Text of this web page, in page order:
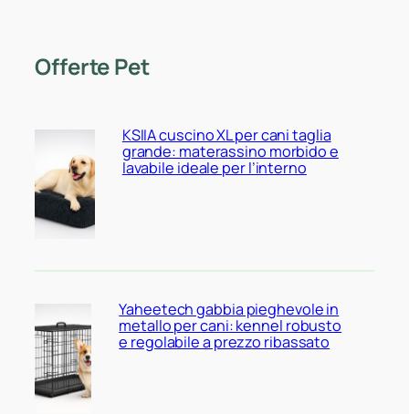
Offerte Pet
KSIIA cuscino XL per cani taglia
grande: materassino morbido e
lavabile ideale per l’interno
Yaheetech gabbia pieghevole in
metallo per cani: kennel robusto
e regolabile a prezzo ribassato